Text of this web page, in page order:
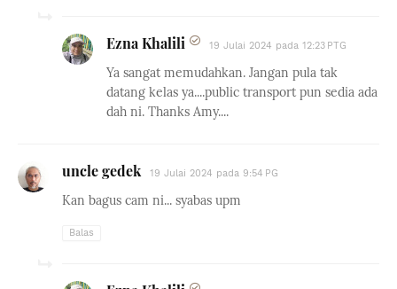
Ezna Khalili 19 Julai 2024 pada 12:23 PTG
Ya sangat memudahkan. Jangan pula tak
datang kelas ya....public transport pun sedia ada
dah ni. Thanks Amy....
uncle gedek 19 Julai 2024 pada 9:54 PG
Kan bagus cam ni... syabas upm
Balas